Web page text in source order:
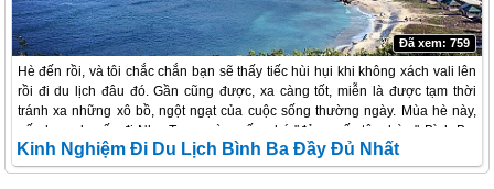
Hè đến rồi, và tôi chắc chắn bạn sẽ thấy tiếc hùi hụi khi không xách vali lên
rồi đi du lịch đâu đó. Gần cũng được, xa càng tốt, miễn là được tạm thời
tránh xa những xô bồ, ngột ngạt của cuộc sống thường ngày. Mùa hè này,
nếu bạn chuyến đi Nha Trang và muốn ghé "đảo quốc tôm hùm" Bình Ba,
đừng bỏ lỡ những chia sẻ kinh nghiệm đầy hữu ích này nhé.
Đã xem: 759
Kinh Nghiệm Đi Du Lịch Bình Ba Đầy Đủ Nhất